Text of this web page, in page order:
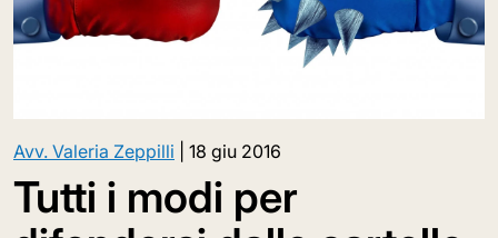
Avv. Valeria Zeppilli 18 giu 2016
Tutti i modi per